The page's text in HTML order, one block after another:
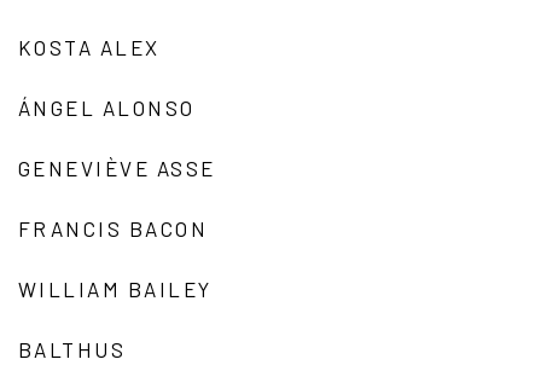
KOSTA ALEX
ÁNGEL ALONSO
GENEVIÈVE ASSE
FRANCIS BACON
WILLIAM BAILEY
BALTHUS